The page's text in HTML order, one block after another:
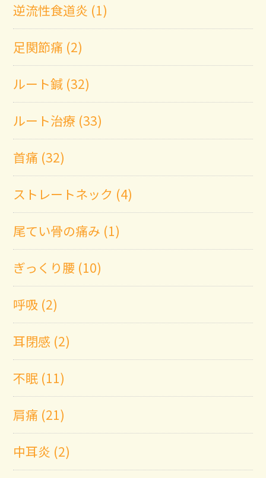
逆流性食道炎 (1)
足関節痛 (2)
ルート鍼 (32)
ルート治療 (33)
首痛 (32)
ストレートネック (4)
尾てい骨の痛み (1)
ぎっくり腰 (10)
呼吸 (2)
耳閉感 (2)
不眠 (11)
肩痛 (21)
中耳炎 (2)